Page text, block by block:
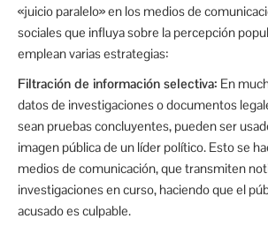
«juicio paralelo» en los medios de
sociales que influya sobre la percepción
emplean varias estrategias:
Filtración de información selectiva: En
datos de investigaciones o documentos
sean pruebas concluyentes, pueden ser
imagen pública de un líder político. Esto se
medios de comunicación, que transmiten
investigaciones en curso, haciendo que el
acusado es culpable.